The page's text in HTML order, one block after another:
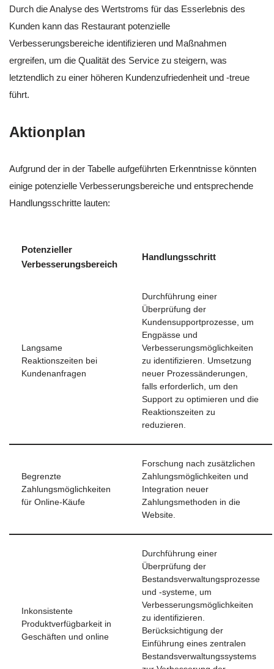
Durch die Analyse des Wertstroms für das Esserlebnis des
Kunden kann das Restaurant potenzielle
Verbesserungsbereiche identifizieren und Maßnahmen
ergreifen, um die Qualität des Service zu steigern, was
letztendlich zu einer höheren Kundenzufriedenheit und -treue
führt.
Aktionplan
Aufgrund der in der Tabelle aufgeführten Erkenntnisse könnten
einige potenzielle Verbesserungsbereiche und entsprechende
Handlungsschritte lauten:
Potenzieller
Verbesserungsbereich
Handlungsschritt
Langsame
Reaktionszeiten bei
Kundenanfragen
Durchführung einer
Überprüfung der
Kundensupportprozesse, um
Engpässe und
Verbesserungsmöglichkeiten
zu identifizieren. Umsetzung
neuer Prozessänderungen,
falls erforderlich, um den
Support zu optimieren und die
Reaktionszeiten zu
reduzieren.
Begrenzte
Zahlungsmöglichkeiten
für Online-Käufe
Forschung nach zusätzlichen
Zahlungsmöglichkeiten und
Integration neuer
Zahlungsmethoden in die
Website.
Inkonsistente
Produktverfügbarkeit in
Geschäften und online
Durchführung einer
Überprüfung der
Bestandsverwaltungsprozesse
und -systeme, um
Verbesserungsmöglichkeiten
zu identifizieren.
Berücksichtigung der
Einführung eines zentralen
Bestandsverwaltungssystems